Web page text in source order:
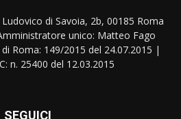
di Savoia, 2b, 00185 Roma
unico: Matteo Fago
Roma: 149/2015 del 24.07.2015 |
n. 25400 del 12.03.2015
SEGUICI